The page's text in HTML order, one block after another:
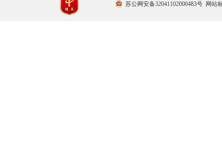
苏公网安备32041102000483号 网站